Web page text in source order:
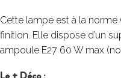
Cette lampe est à la norme
finition. Elle dispose d’un
ampoule E27 60 W max